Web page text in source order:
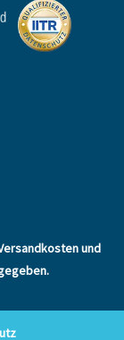
und